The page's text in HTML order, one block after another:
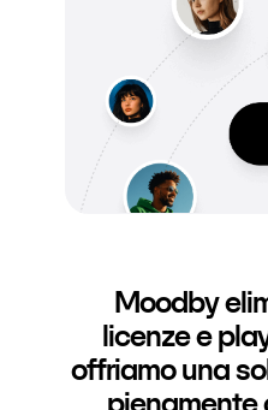
Moodby
licenze e
offriamo una